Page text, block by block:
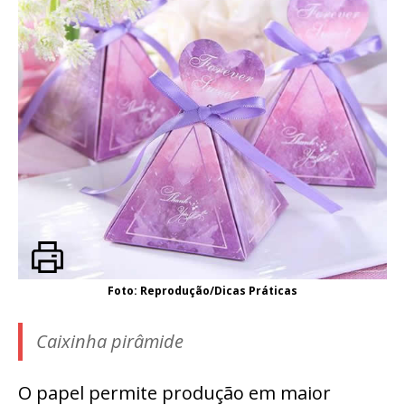
Foto: Reprodução/Dicas Práticas
Caixinha pirâmide
O papel permite produção em maior